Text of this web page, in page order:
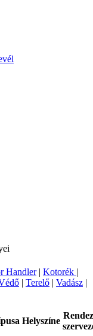
Handler| Kotorék |
| Terelő | Vadász |
Helyszíne